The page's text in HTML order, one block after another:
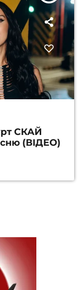
СКАЙ
(ВІДЕО)